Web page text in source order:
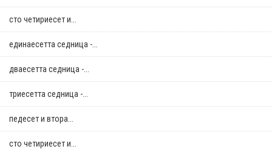
сто четириесет и...
единаесетта седница -...
дваесетта седница -...
триесетта седница -...
педесет и втора...
сто четириесет и...